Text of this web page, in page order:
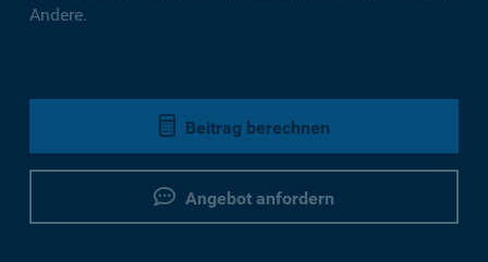
Andere.
Beitrag berechnen
Angebot anfordern